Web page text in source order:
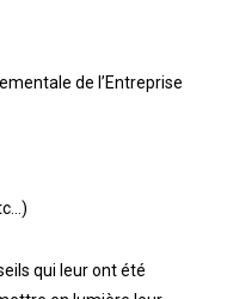
de l’Entreprise
qui leur ont été